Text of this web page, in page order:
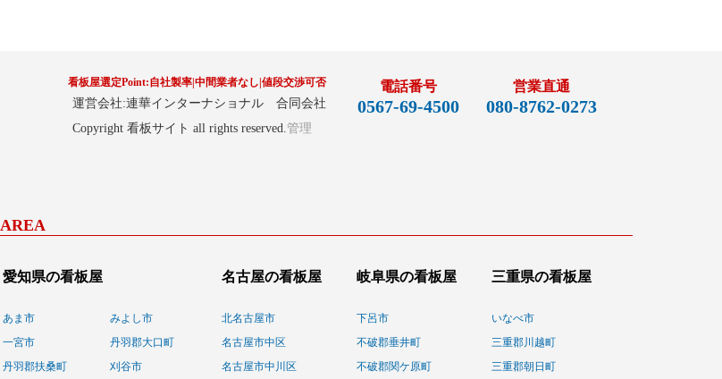
看板屋選定Point:自社製率|中間業者なし|値段交渉可否
運営会社:連華インターナショナル 合同会社
Copyright 看板サイト all rights reserved.管理
電話番号
0567-69-4500
営業直通
080-8762-0273
AREA
愛知県の看板屋
あま市
みよし市
一宮市
丹羽郡大口町
丹羽郡扶桑町
刈谷市
名古屋の看板屋
北名古屋市
名古屋市中区
名古屋市中川区
岐阜県の看板屋
下呂市
不破郡垂井町
不破郡関ケ原町
三重県の看板屋
いなべ市
三重郡川越町
三重郡朝日町